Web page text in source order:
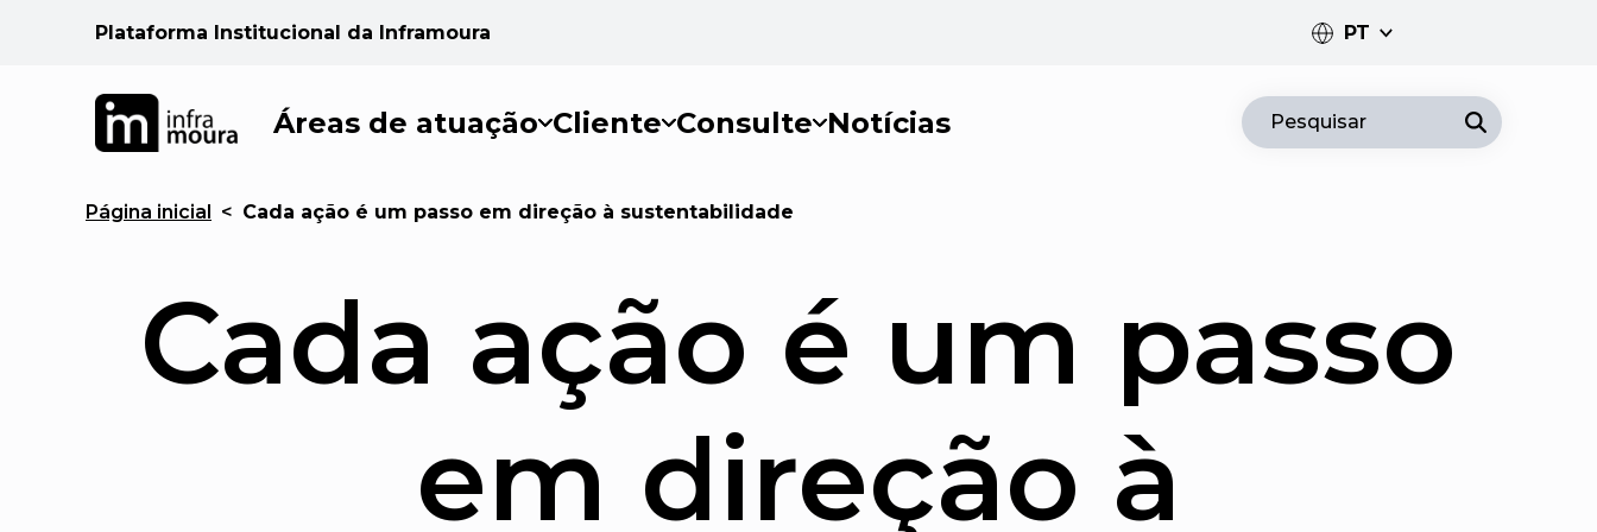
Plataforma Institucional da Inframoura PT
PT
EN
Áreas de atuação Cliente Consulte Notícias Pesquisar
Página inicial < Cada ação é um passo em direção à sustentabilidade
Cada ação é um passo
em direção à